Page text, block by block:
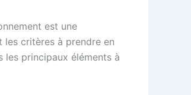
est une
critères à prendre en
principaux éléments à